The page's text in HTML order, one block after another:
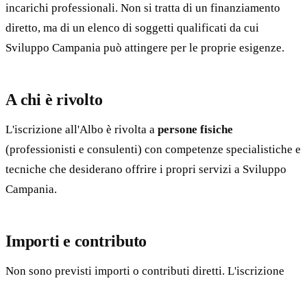
incarichi professionali. Non si tratta di un finanziamento
diretto, ma di un elenco di soggetti qualificati da cui
Sviluppo Campania può attingere per le proprie esigenze.
A chi è rivolto
L'iscrizione all'Albo è rivolta a persone fisiche
(professionisti e consulenti) con competenze specialistiche e
tecniche che desiderano offrire i propri servizi a Sviluppo
Campania.
Importi e contributo
Non sono previsti importi o contributi diretti. L'iscrizione